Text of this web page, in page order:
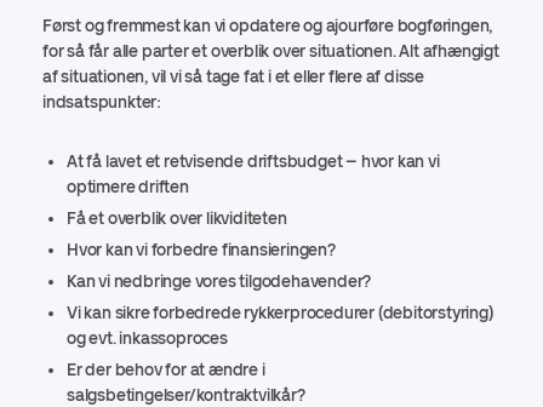
Først og fremmest kan vi opdatere og ajourføre bogføringen,
for så får alle parter et overblik over situationen. Alt afhængigt
af situationen, vil vi så tage fat i et eller flere af disse
indsatspunkter:
At få lavet et retvisende driftsbudget – hvor kan vi
optimere driften
Få et overblik over likviditeten
Hvor kan vi forbedre finansieringen?
Kan vi nedbringe vores tilgodehavender?
Vi kan sikre forbedrede rykkerprocedurer (debitorstyring)
og evt. inkassoproces
Er der behov for at ændre i
salgsbetingelser/kontraktvilkår?